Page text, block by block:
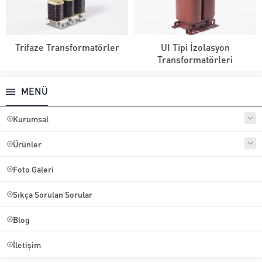
Trifaze Transformatörler
UI Tipi İzolasyon
Transformatörleri
MENÜ
Kurumsal
Ürünler
Foto Galeri
Sıkça Sorulan Sorular
Blog
İletişim